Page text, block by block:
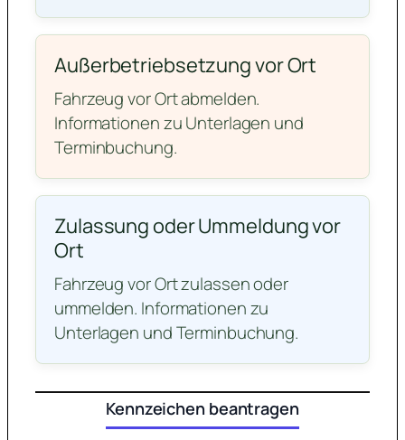
Außerbetriebsetzung vor Ort
Fahrzeug vor Ort abmelden.
Informationen zu Unterlagen und
Terminbuchung.
Zulassung oder Ummeldung vor
Ort
Fahrzeug vor Ort zulassen oder
ummelden. Informationen zu
Unterlagen und Terminbuchung.
Kennzeichen beantragen